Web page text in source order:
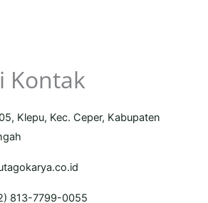
Kontak
Klepu, Kec. Ceper, Kabupaten
813-7799-0055